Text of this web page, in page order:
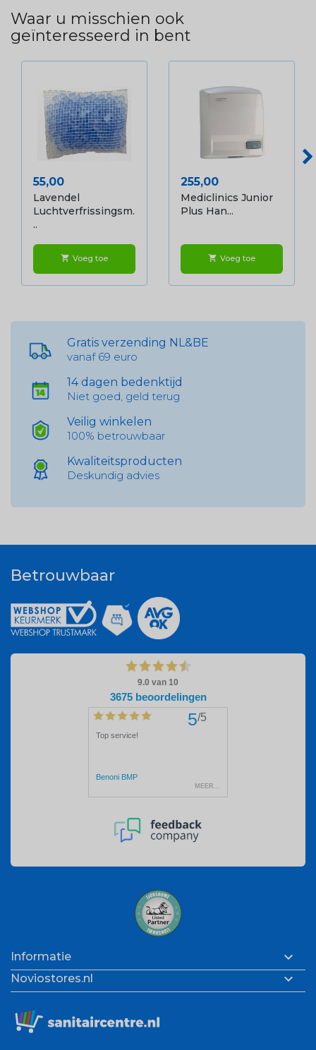
Waar u misschien ook
geïnteresseerd in bent
Prijs
55,00
Lavendel
Luchtverfrissingsm.
..
shopping_cart Voeg toe
Prijs
255,00
Mediclinics Junior
Plus Han...
shopping_cart Voeg toe
Gratis verzending NL&BE
vanaf 69 euro
14 dagen bedenktijd
Niet goed, geld terug
Veilig winkelen
100% betrouwbaar
Kwaliteitsproducten
Deskundig advies
Betrouwbaar
Informatie 
Noviostores.nl 